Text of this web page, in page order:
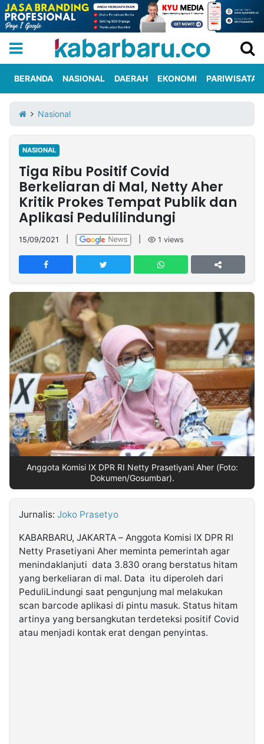
Iklan
Berita
Kami
Nasional
International
Olahraga
Entertainment
Daerah
Pariwisata
Kuliner
Kolom
Network
PT
TREETAN
MULTIMEDIA
INDONESIA
Partner
Insight
NTB
Suara
Time
Lens
IDN
Daily
Jogja
Jalan
Rakyat
Idealita
News
Kita
Notice
Dinamikapost.com
Radar
Baru
Seedbacklink
Follow
Kabarbaru
Kabarbaru.co
2026
Kabarbaru
Holding
BERANDA NASIONAL DAERAH EKONOMI PARIWISATA
Nasional
NASIONAL
Tiga Ribu Positif Covid
Berkeliaran di Mal, Netty Aher
Kritik Prokes Tempat Publik dan
Aplikasi Pedulilindungi
15/09/2021 1 views
Anggota Komisi IX DPR RI Netty Prasetiyani Aher (Foto:
Dokumen/Gosumbar).
Jurnalis: Joko Prasetyo
KABARBARU, JAKARTA – Anggota Komisi IX DPR RI
Netty Prasetiyani Aher meminta pemerintah agar
menindaklanjuti data 3.830 orang berstatus hitam
yang berkeliaran di mal. Data itu diperoleh dari
PeduliLindungi saat pengunjung mal melakukan
scan barcode aplikasi di pintu masuk. Status hitam
artinya yang bersangkutan terdeteksi positif Covid
atau menjadi kontak erat dengan penyintas.